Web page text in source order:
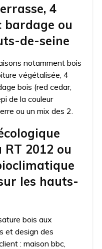
4
bardage ou
de-seine
notamment bois
végétalisée, 4
bois (red cedar,
de la couleur
ou un mix des 2.
RT 2012 ou
les hauts-
bois aux
et design des
: maison bbc,